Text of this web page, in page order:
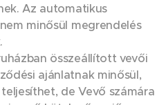
Az automatikus
minősül megrendelés
összeállított vevői
ajánlatnak minősül,
de Vevő számára